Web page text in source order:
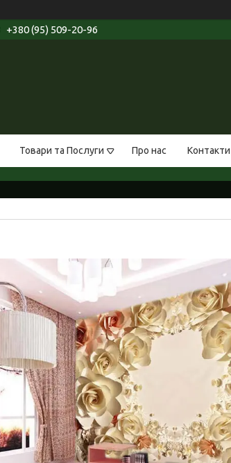
+380 (95) 509-20-96
Товари та Послуги Про нас Контакти